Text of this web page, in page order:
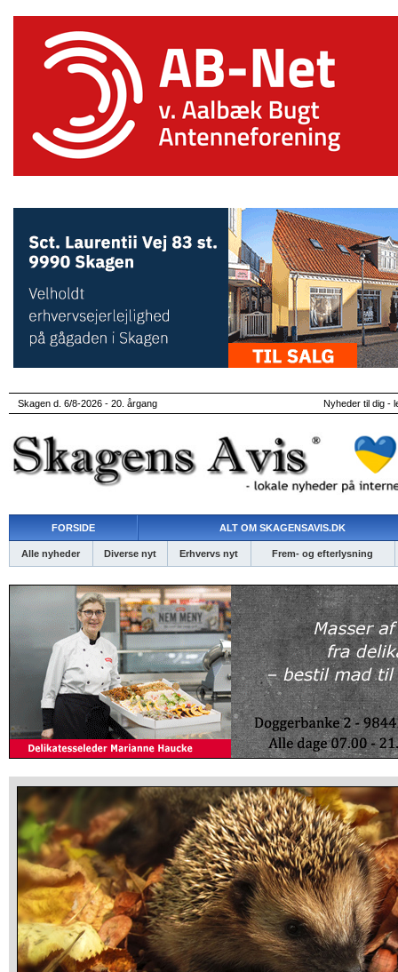
Skagen d. 6/8-2026 - 20. årgang Nyheder til dig -
FORSIDE ALT OM SKAGENSAVIS.DK
Alle nyheder Diverse nyt Erhvervs nyt Frem- og efterlysning